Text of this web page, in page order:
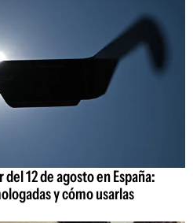
12 de agosto en España:
y cómo usarlas